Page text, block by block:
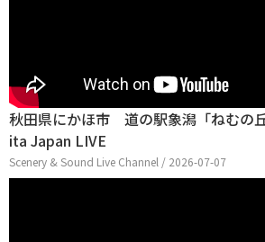
秋田県にかほ市 道の駅象潟「ねむの
ita Japan LIVE
Scenery & Sound Live Channel / 2026-07-07